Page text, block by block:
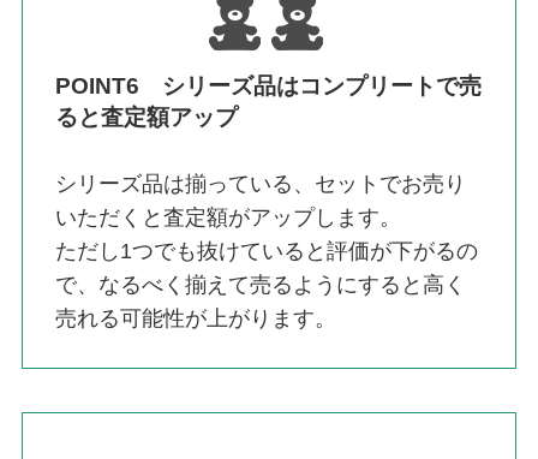
POINT6 シリーズ品はコンプリートで売
ると査定額アップ
シリーズ品は揃っている、セットでお売り
いただくと査定額がアップします。
ただし1つでも抜けていると評価が下がるの
で、なるべく揃えて売るようにすると高く
売れる可能性が上がります。